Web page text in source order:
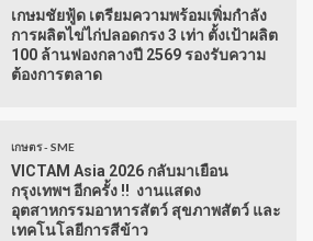
เกษมชัยฟู้ด เตรียมความพร้อมเพิ่มกำลัง
การผลิตไข่ไก่ปลอดกรง 3 เท่า ตั้งเป้าผลิต
100 ล้านฟองกลางปี 2569 รองรับความ
ต้องการตลาด
เกษตร - SME
VICTAM Asia 2026 กลับมาเยือน
กรุงเทพฯ อีกครั้ง !! งานแสดง
อุตสาหกรรมอาหารสัตว์ สุขภาพสัตว์ และ
เทคโนโลยีการสีข้าว